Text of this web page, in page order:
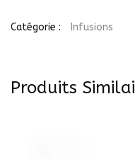
(25
Catégorie : Infusions
Produits